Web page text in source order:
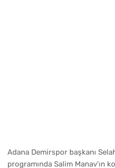
Adana Demirspor başkanı
programında Salim Manav'ın